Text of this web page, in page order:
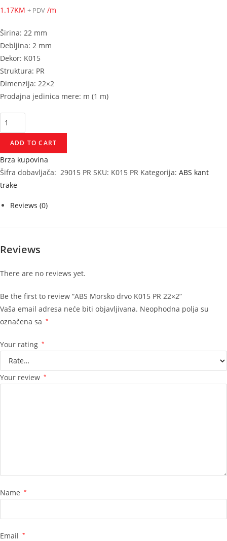
1.17KM + PDV /m
Širina: 22 mm
Debljina: 2 mm
Dekor: K015
Struktura: PR
Dimenzija: 22×2
Prodajna jedinica mere: m (1 m)
ABS
Morsko
drvo
K015
PR
22x2
ADD TO CART
Brza kupovina
Šifra dobavljača: 29015 PR SKU: K015 PR Kategorija: ABS kant
trake
Reviews (0)
Reviews
There are no reviews yet.
Be the first to review “ABS Morsko drvo K015 PR 22×2”
Vaša email adresa neće biti objavljivana. Neophodna polja su
označena sa *
Your rating *
Your review *
Name *
Email *